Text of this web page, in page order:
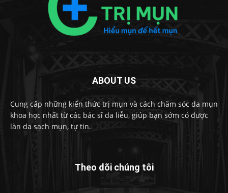
ABOUT US
Cung cấp những kiến thức trị mụn và cách chăm sóc da mụn
khoa học nhất từ các bác sĩ da liễu, giúp bạn sớm có được
làn da sạch mụn, tự tin.
Theo dõi chúng tôi